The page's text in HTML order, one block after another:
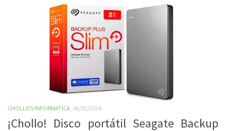
CHOLLOS INFORMATICA 06/02/2018
¡Chollo! Disco portátil Seagate Backup